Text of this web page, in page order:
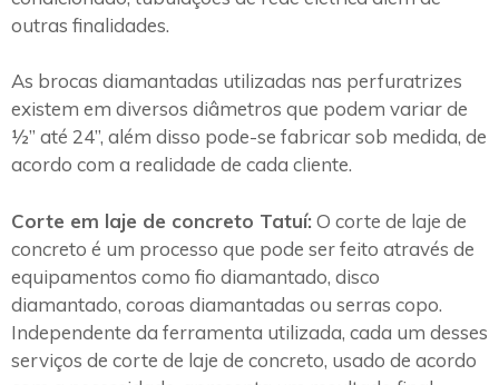
outras finalidades.
As brocas diamantadas utilizadas nas perfuratrizes
existem em diversos diâmetros que podem variar de
½” até 24”, além disso pode-se fabricar sob medida, de
acordo com a realidade de cada cliente.
Corte em laje de concreto Tatuí: O corte de laje de
concreto é um processo que pode ser feito através de
equipamentos como fio diamantado, disco
diamantado, coroas diamantadas ou serras copo.
Independente da ferramenta utilizada, cada um desses
serviços de corte de laje de concreto, usado de acordo